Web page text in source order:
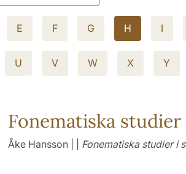
E F G H I
U V W X Y
Fonematiska
Åke Hansson | | Fonematiska studier i